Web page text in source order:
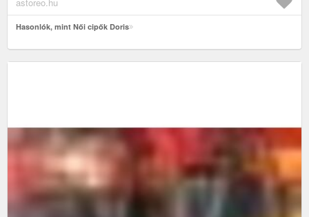
Hasonlók, mint Női cipők Doris